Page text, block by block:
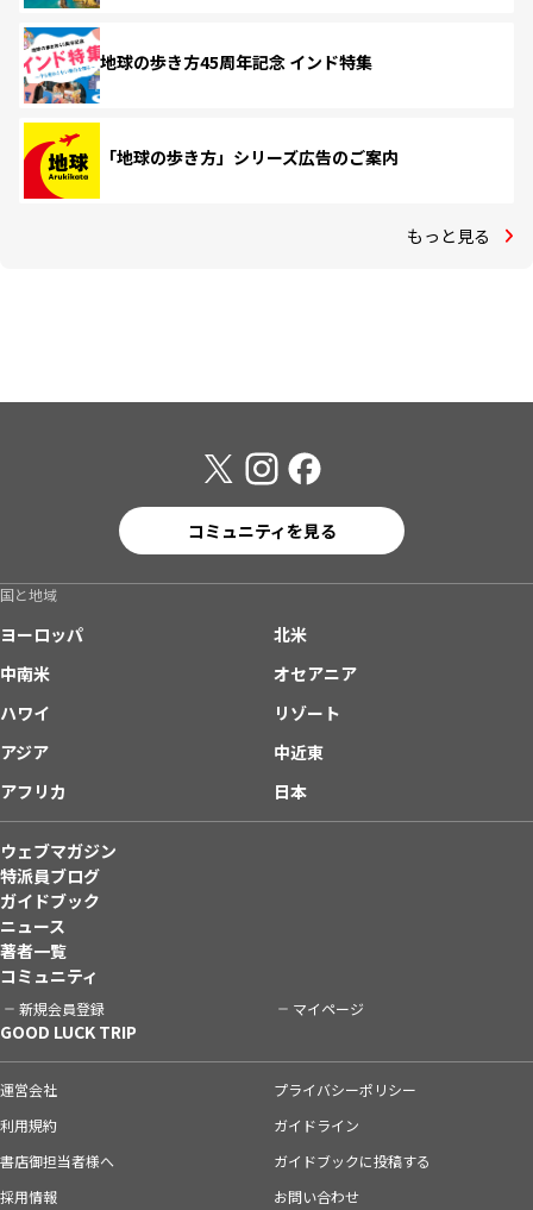
地球の歩き方45周年記念 インド特集
「地球の歩き方」シリーズ広告のご案内
もっと見る
コミュニティを見る
国と地域
ヨーロッパ
北米
中南米
オセアニア
ハワイ
リゾート
アジア
中近東
アフリカ
日本
ウェブマガジン
特派員ブログ
ガイドブック
ニュース
著者一覧
コミュニティ
新規会員登録 マイページ
GOOD LUCK TRIP
運営会社
プライバシーポリシー
利用規約
ガイドライン
書店御担当者様へ
ガイドブックに投稿する
採用情報
お問い合わせ